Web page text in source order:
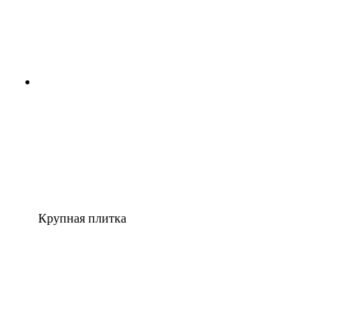
Крупная плитка